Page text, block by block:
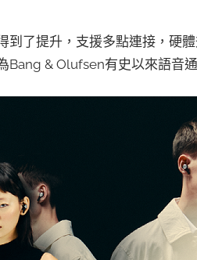
了提升，支援多點連接，硬
& Olufsen有史以來語音